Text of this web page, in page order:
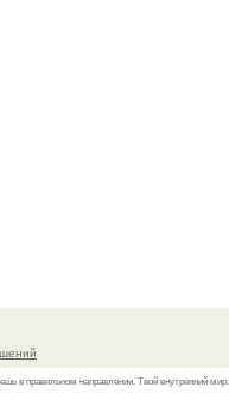
в правильном направлении. Твой внутренний мир...